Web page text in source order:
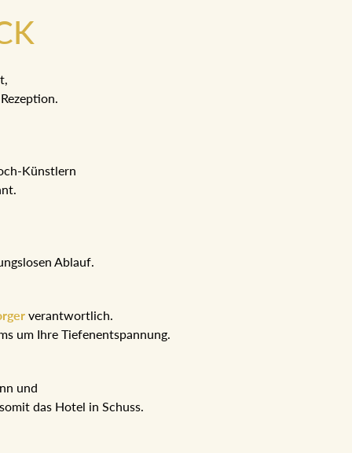
Künstlern
Ablauf.
verantwortlich.
um Ihre Tiefenentspannung.
und
das Hotel in Schuss.